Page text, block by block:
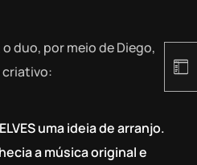
duo, por meio de Diego,
criativo:
uma ideia de arranjo.
a música original e